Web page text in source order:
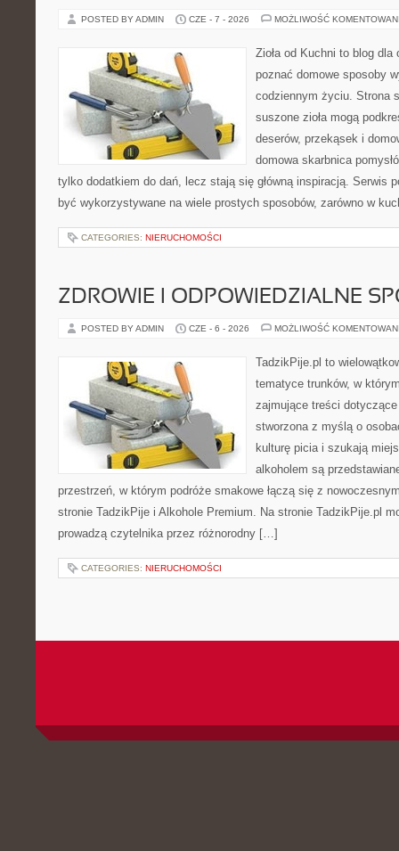
POSTED BY ADMIN CZE - 7 - 2026 MOŻLIWOŚĆ
Zioła od Kuchni to blog
poznać domowe sposoby
codziennym życiu. Strona
suszone zioła mogą
deserów, przekąsek i
domowa skarbnica
tylko dodatkiem do dań, lecz stają się główną inspiracją. Serwis
być wykorzystywane na wiele prostych sposobów, zarówno w
CATEGORIES: NIERUCHOMOŚCI
ZDROWIE I ODPOWIEDZIALNE
POSTED BY ADMIN CZE - 6 - 2026 MOŻLIWOŚĆ
TadzikPije.pl to
tematyce trunków, w
zajmujące treści dotyczące
stworzona z myślą o
kulturę picia i szukają
alkoholem są
przestrzeń, w którym podróże smakowe łączą się z
stronie TadzikPije i Alkohole Premium. Na stronie TadzikPije.pl
prowadzą czytelnika przez różnorodny […]
CATEGORIES: NIERUCHOMOŚCI